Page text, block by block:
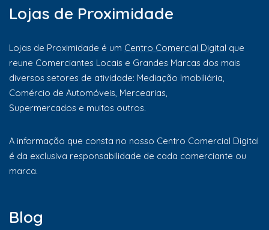
Lojas de Proximidade
Lojas de Proximidade é um Centro Comercial Digital que
reune Comerciantes Locais e Grandes Marcas dos mais
diversos setores de atividade: Mediação Imobiliária,
Comércio de Automóveis, Mercearias,
Supermercados e muitos outros.
A informação que consta no nosso Centro Comercial Digital
é da exclusiva responsabilidade de cada comerciante ou
marca.
Blog